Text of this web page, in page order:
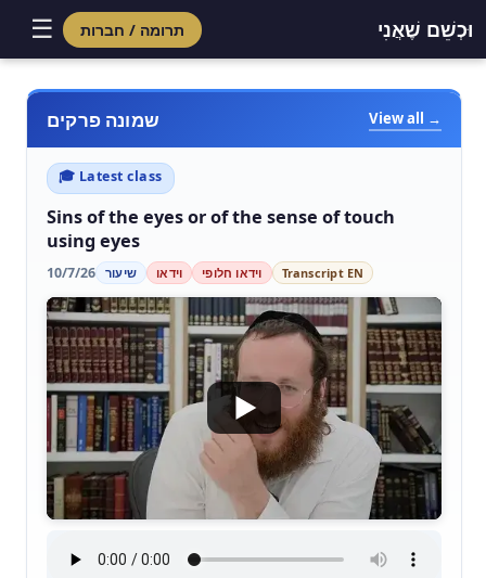
וּכְשֵׁם שֶׁאֲנִי תרומה / חברות ☰
שמונה פרקים View all →
🎓 Latest class
Sins of the eyes or of the sense of touch
using eyes
10/7/26 שיעור וידאו וידאו חלופי Transcript EN